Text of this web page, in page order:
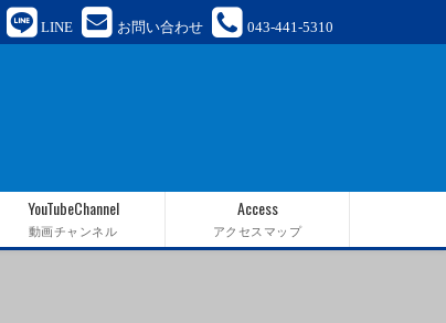
LINE お問い合わせ 043-441-5310
YouTubeChannel
動画チャンネル
Access
アクセスマップ